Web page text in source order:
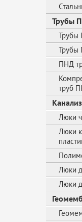
Трубы
Трубы
Трубы
ПНД
труб
Люки
Люки
Люки
Люки